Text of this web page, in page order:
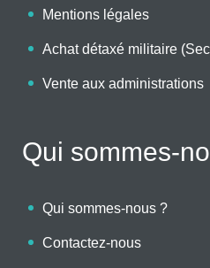
Mentions légales
Achat détaxé militaire
Vente aux administrations
Qui sommes-
Qui sommes-nous ?
Contactez-nous